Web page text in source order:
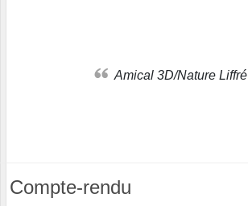
Amical 3D/Nature Liffré
Compte-rendu